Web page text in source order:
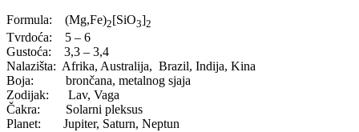
Formula: (Mg,Fe)2[SiO3]2
Tvrdoća: 5 – 6
Gustoća: 3,3 – 3,4
Nalazišta: Afrika, Australija, Brazil, Indija, Kina
Boja: brončana, metalnog sjaja
Zodijak: Lav, Vaga
Čakra: Solarni pleksus
Planet: Jupiter, Saturn, Neptun